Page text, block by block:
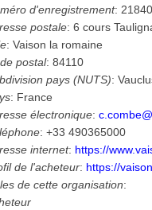
d'enregistrement:
postale:6 cours
:Vaison la romaine
postal:84110
pays (NUTS):
: France
électronique:
:+33 490365000
internet: https://
de l'acheteur: https://
de cette organisation: